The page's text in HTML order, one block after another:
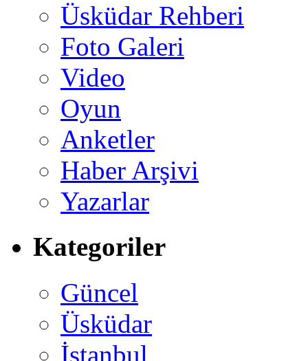
Üsküdar Rehberi
Foto Galeri
Video
Oyun
Anketler
Haber Arşivi
Yazarlar
Kategoriler
Güncel
Üsküdar
İstanbul